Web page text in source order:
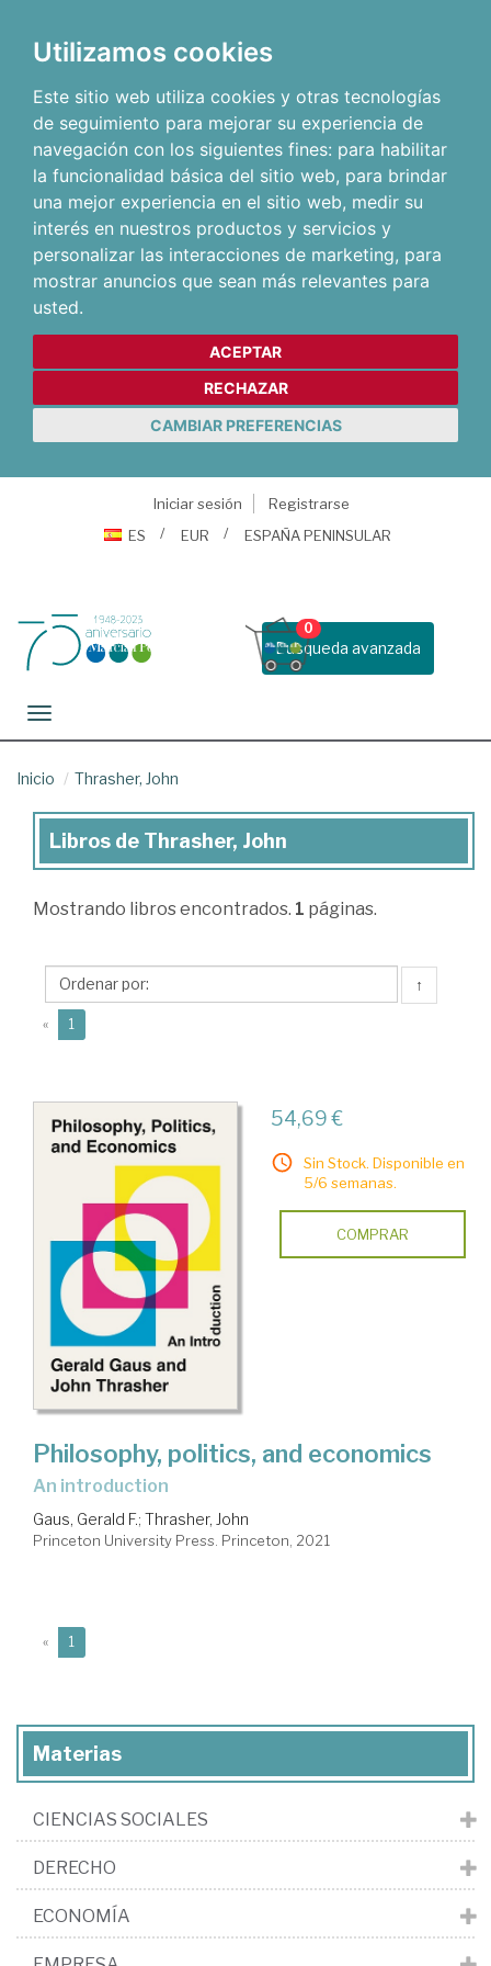
Utilizamos cookies
Este sitio web utiliza cookies y otras tecnologías
de seguimiento para mejorar su experiencia de
navegación con los siguientes fines: para habilitar
la funcionalidad básica del sitio web, para brindar
una mejor experiencia en el sitio web, medir su
interés en nuestros productos y servicios y
personalizar las interacciones de marketing, para
mostrar anuncios que sean más relevantes para
usted.
ACEPTAR
RECHAZAR
CAMBIAR PREFERENCIAS
Iniciar sesión
Registrarse
ES
EUR ESPAÑA PENINSULAR
Busqueda avanzada
0
Toggle navigation
Inicio Thrasher, John
Libros
Thrasher,
Libros de Thrasher, John
Mostrando libros encontrados. 1 páginas.
↑
« 1
54,69 €
Sin Stock. Disponible en
5/6 semanas.
COMPRAR
Philosophy, politics, and economics
an introduction
Gaus, Gerald F.; Thrasher, John
Princeton University Press. Princeton, 2021
« 1
Materias
CIENCIAS SOCIALES
DERECHO
ECONOMÍA